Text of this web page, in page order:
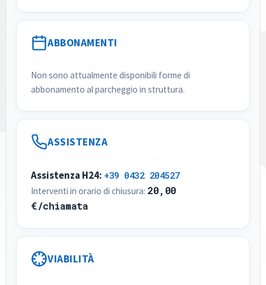
ABBONAMENTI
Non sono attualmente disponibili forme di
abbonamento al parcheggio in struttura.
ASSISTENZA
Assistenza H24: +39 0432 204527
Interventi in orario di chiusura: 20,00
€/chiamata
VIABILITÀ